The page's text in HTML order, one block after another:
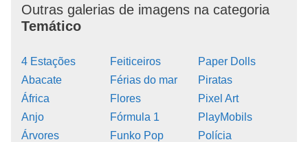
Outras galerias de imagens na categoria
Temático
4 Estações
Abacate
África
Anjo
Árvores
Feiticeiros
Férias do mar
Flores
Fórmula 1
Funko Pop
Paper Dolls
Piratas
Pixel Art
PlayMobils
Polícia